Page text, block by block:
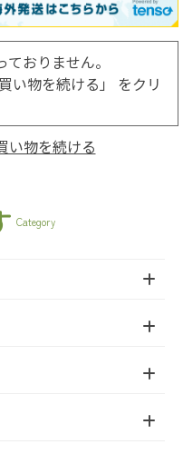
おりません。
い物を続ける」 をクリ
い物を続ける
Category